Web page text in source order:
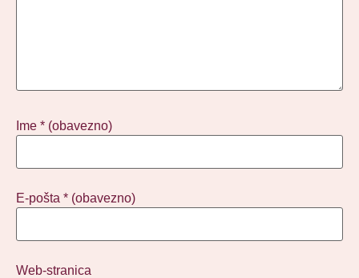
Ime * (obavezno)
E-pošta * (obavezno)
Web-stranica